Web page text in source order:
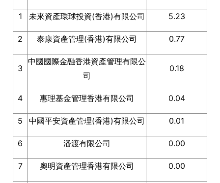
1 未來資產環球投資(香港)有限公司 5.23
2 泰康資產管理(香港)有限公司 0.77
3
中國國際金融香港資產管理有限公
司
0.18
4 惠理基金管理香港有限公司 0.04
5 中國平安資產管理(香港)有限公司 0.01
6 潘渡有限公司 0.00
7 奧明資產管理香港有限公司 0.00